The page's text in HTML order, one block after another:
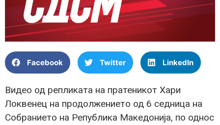
Facebook Twitter LinkedIn
Видео од репликата на пратеникот Хари
Локвенец на продолжението од 6 седница на
Собранието на Република Македонија, по однос